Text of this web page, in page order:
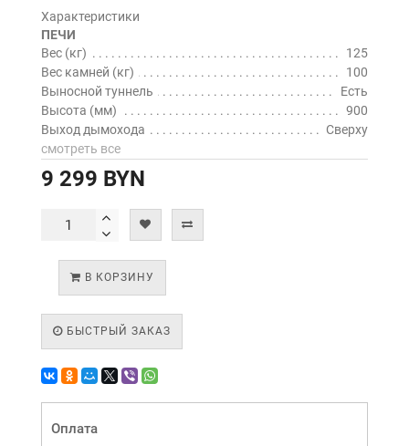
Характеристики
ПЕЧИ
Вес (кг)
125
Вес камней (кг)
100
Выносной туннель
Есть
Высота (мм)
900
Выход дымохода
Сверху
смотреть все
9 299 BYN
В КОРЗИНУ
БЫСТРЫЙ ЗАКАЗ
Оплата